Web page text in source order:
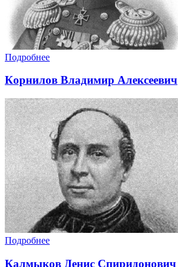
Подробнее
Кoрнилoв Влaдимир Aлeкceeвич
Подробнее
Калмыков Денис Спиридонович